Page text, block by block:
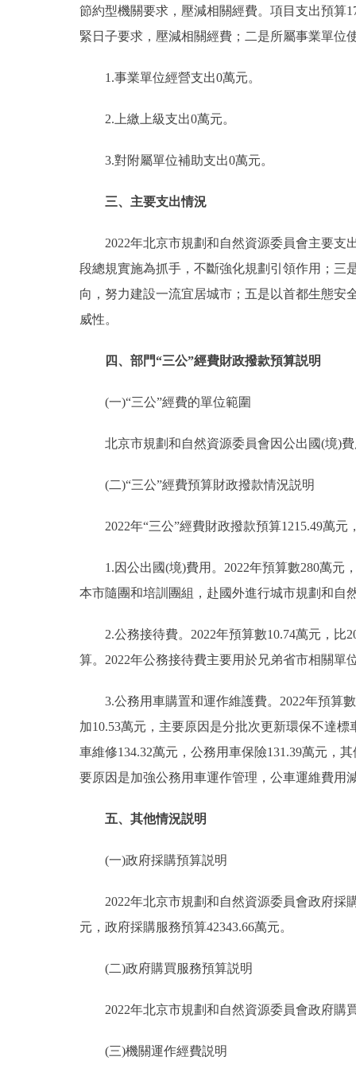
節約型機關要求，壓減相關經費。項目支出預算
緊日子要求，壓減相關經費；二是所屬事業單位
1.事業單位經營支出0萬元。
2.上繳上級支出0萬元。
3.對附屬單位補助支出0萬元。
三、主要支出情況
2022年北京市規劃和自然資源委員會主要支
段總規實施為抓手，不斷強化規劃引領作用；三
向，努力建設一流宜居城市；五是以首都生態安
威性。
四、部門“三公”經費財政撥款預算説明
(一)“三公”經費的單位範圍
北京市規劃和自然資源委員會因公出國(境)費
(二)“三公”經費預算財政撥款情況説明
2022年“三公”經費財政撥款預算1215.49萬元
1.因公出國(境)費用。2022年預算數280萬元，
本市隨團和培訓團組，赴國外進行城市規劃和自
2.公務接待費。2022年預算數10.74萬元，比
算。2022年公務接待費主要用於兄弟省市相關
3.公務用車購置和運作維護費。2022年預算數
加10.53萬元，主要原因是分批次更新環保不達
車維修134.32萬元，公務用車保險131.39萬元，
要原因是加強公務用車運作管理，公車運維費用
五、其他情況説明
(一)政府採購預算説明
2022年北京市規劃和自然資源委員會政府採購
元，政府採購服務預算42343.66萬元。
(二)政府購買服務預算説明
2022年北京市規劃和自然資源委員會政府購買
(三)機關運作經費説明